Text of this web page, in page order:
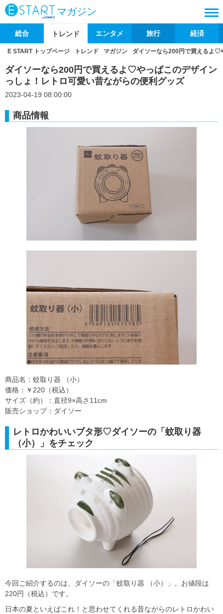
マガジン
総合 トレンド エンタメ 旅行 経済
E START トップページ トレンド マガジン ダイソーなら200円で買えるよ♡
ダイソーなら200円で買えるよ♡やっぱこのデザイン
っしょ！レトロ可愛い昔ながらの便利グッズ
2023-04-19 08:00:00
商品情報
商品名：蚊取り器 （小）
価格：￥220（税込）
サイズ（約）：直径9×高さ11cm
販売ショップ：ダイソー
レトロかわいいブタ形♡ダイソーの「蚊取り器
（小）」をチェック
今回ご紹介するのは、ダイソーの「蚊取り器 （小）」。お値段は
220円（税込）です。
日本の夏といえばこれ！と思わせてくれる昔ながらのレトロかわい